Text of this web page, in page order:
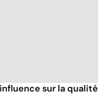
sur la qualité